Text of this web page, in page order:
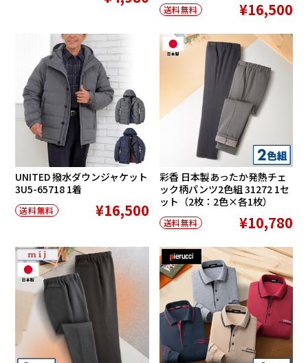
送料無料 ¥16,500
UNITED 撥水ダウンジャケット
3U5-65718 1着
送料無料 ¥16,500
彩香 日本製あったか発熱チェ
ック柄パンツ2色組 31272 1セ
ット（2枚：2色×各1枚）
送料無料 ¥10,780